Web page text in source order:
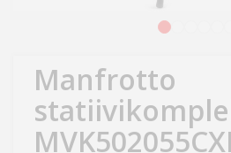
Manfrotto
aed
Ilu